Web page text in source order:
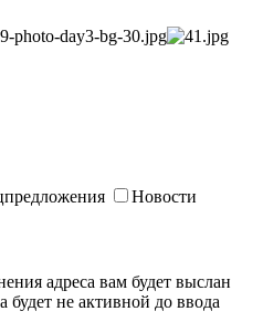
Новости
адреса вам будет выслан
не активной до ввода